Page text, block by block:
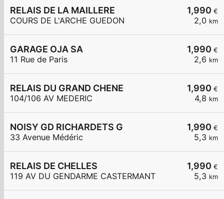
1,990 €
2,0 km
RELAIS DE LA MAILLERE
COURS DE L'ARCHE GUEDON
1,990 €
2,6 km
GARAGE OJA SA
11 Rue de Paris
1,990 €
4,8 km
RELAIS DU GRAND CHENE
104/106 AV MEDERIC
1,990 €
5,3 km
NOISY GD RICHARDETS G
33 Avenue Médéric
1,990 €
5,3 km
RELAIS DE CHELLES
119 AV DU GENDARME CASTERMANT